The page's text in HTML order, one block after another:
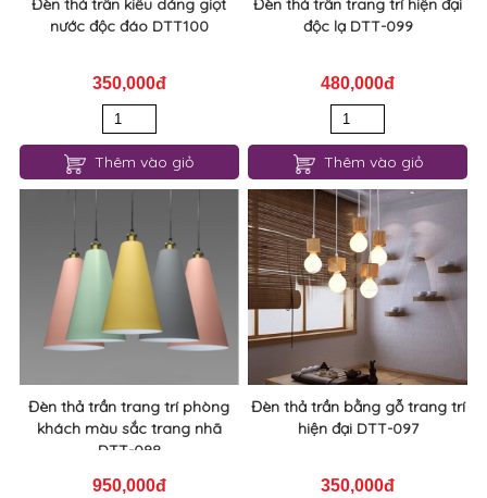
Đèn thả trần kiểu dáng giọt
nước độc đáo DTT100
350,000đ
Thêm vào giỏ
Đèn thả trần trang trí hiện đại
độc lạ DTT-099
480,000đ
Thêm vào giỏ
Đèn thả trần trang trí phòng
khách màu sắc trang nhã
DTT-098
950,000đ
Đèn thả trần bằng gỗ trang trí
hiện đại DTT-097
350,000đ